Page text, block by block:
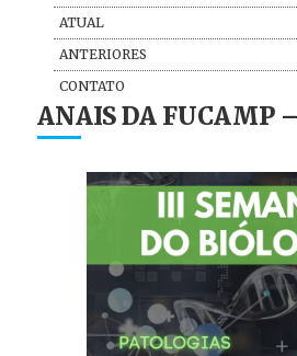
ATUAL
ANTERIORES
CONTATO
ANAIS DA FUCAMP